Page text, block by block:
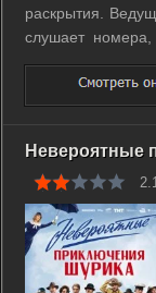
раскрытия.
слушает номера,
пластике и
выпуском
покидает проект,
Невероятные